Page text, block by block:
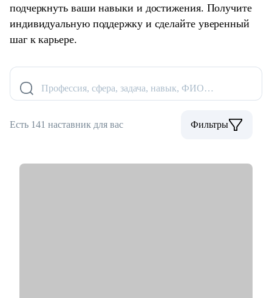
подчеркнуть ваши навыки и достижения. Получите
индивидуальную поддержку и сделайте уверенный
шаг к карьере.
Профессия, сфера, задача, навык, ФИО…
Есть 141 наставник для вас Фильтры